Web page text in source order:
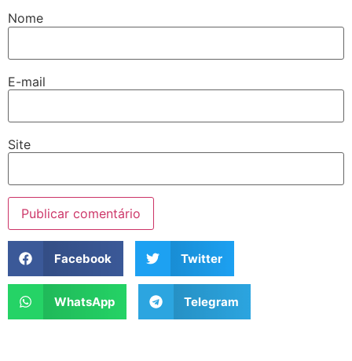
Nome
E-mail
Site
Facebook Twitter
WhatsApp Telegram